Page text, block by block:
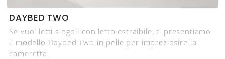
DAYBED TWO
Se vuoi letti singoli con letto estraibile, ti presentiamo
il modello Daybed Two in pelle per impreziosire la
cameretta.